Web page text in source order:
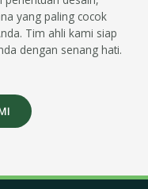
yang paling cocok
Tim ahli kami siap
dengan senang hati.